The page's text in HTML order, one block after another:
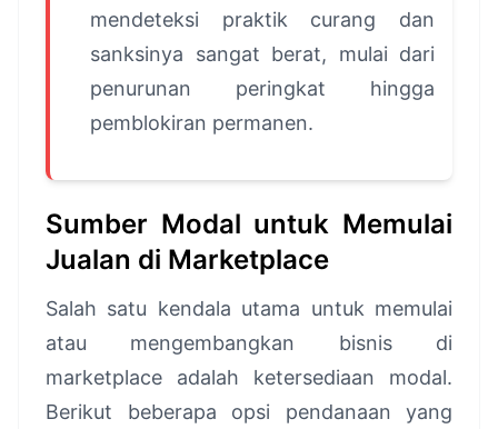
mendeteksi praktik curang dan
sanksinya sangat berat, mulai dari
penurunan peringkat hingga
pemblokiran permanen.
Sumber Modal untuk Memulai
Jualan di Marketplace
Salah satu kendala utama untuk memulai
atau mengembangkan bisnis di
marketplace adalah ketersediaan modal.
Berikut beberapa opsi pendanaan yang